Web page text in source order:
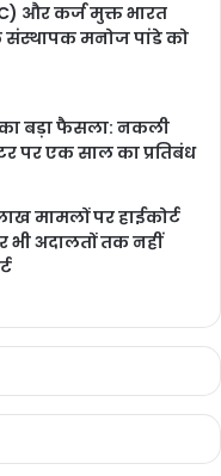
और कर्ज मुक्त भारत
संस्थापक मनोज पांडे को
बड़ा फैसला: नकली
पर एक साल का प्रतिबंध
मामलों पर हाईकोर्ट
भी अदालतों तक नहीं